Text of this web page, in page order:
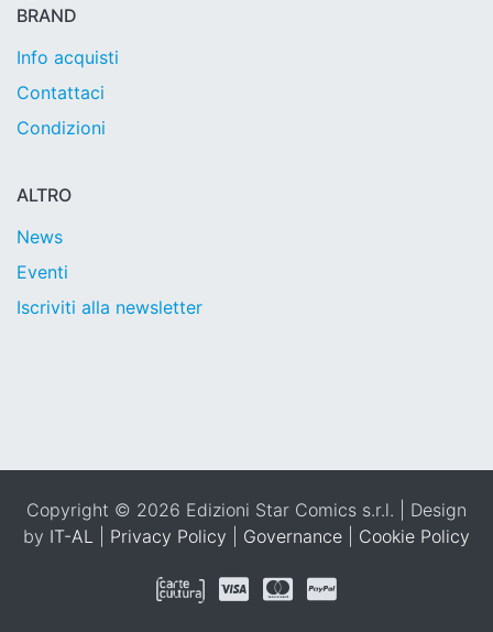
BRAND
Info acquisti
Contattaci
Condizioni
ALTRO
News
Eventi
Iscriviti alla newsletter
Copyright © 2026 Edizioni Star Comics s.r.l. | Design
by IT-AL Privacy Policy Governance Cookie Policy